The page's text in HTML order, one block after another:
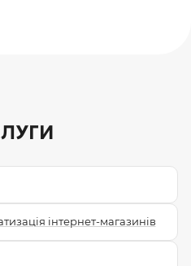
інтернет-магазинів